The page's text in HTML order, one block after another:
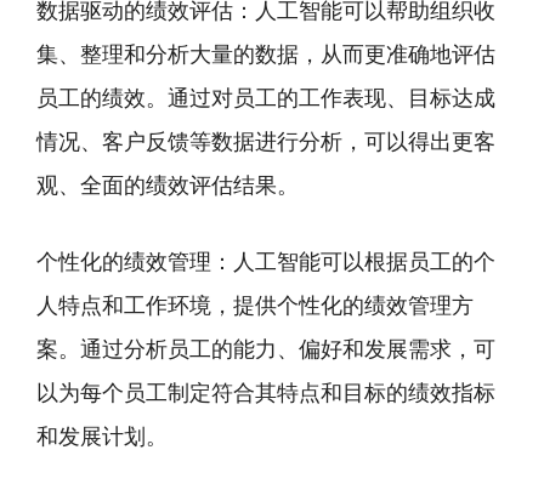
数据驱动的绩效评估：人工智能可以帮助组织收
集、整理和分析大量的数据，从而更准确地评估
员工的绩效。通过对员工的工作表现、目标达成
情况、客户反馈等数据进行分析，可以得出更客
观、全面的绩效评估结果。
个性化的绩效管理：人工智能可以根据员工的个
人特点和工作环境，提供个性化的绩效管理方
案。通过分析员工的能力、偏好和发展需求，可
以为每个员工制定符合其特点和目标的绩效指标
和发展计划。